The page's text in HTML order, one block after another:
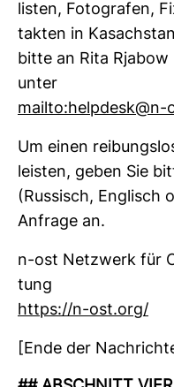
listen, Foto­grafen,
takten in
bitte an Rita
unter
mailto:helpdesk@n-
Um einen
leisten, geben Sie
(Rus­sisch, Eng­lisch
Anfrage an.
n-ost Netz­werk für
tung
https://n-ost.org/
[Ende der